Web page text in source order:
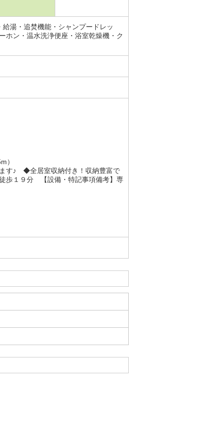
湯・追焚機能・シャンプードレッ
ホン・温水洗浄便座・浴室乾燥機・ク
）
す♪ ◆全居室収納付き！収納豊富で
１９分 【設備・特記事項備考】専